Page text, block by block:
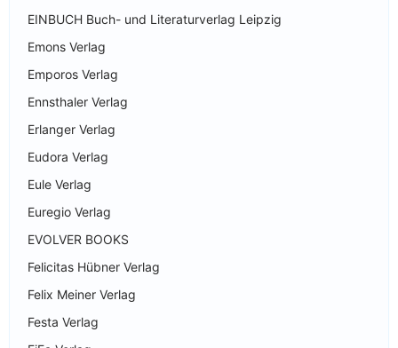
EINBUCH Buch- und Literaturverlag Leipzig
Emons Verlag
Emporos Verlag
Ennsthaler Verlag
Erlanger Verlag
Eudora Verlag
Eule Verlag
Euregio Verlag
EVOLVER BOOKS
Felicitas Hübner Verlag
Felix Meiner Verlag
Festa Verlag